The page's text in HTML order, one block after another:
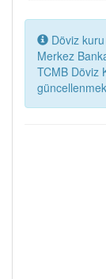
Döviz
Merkez
TCMB Döviz